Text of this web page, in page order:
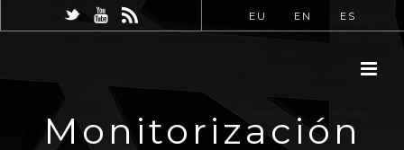
EU EN ES
Monitorización